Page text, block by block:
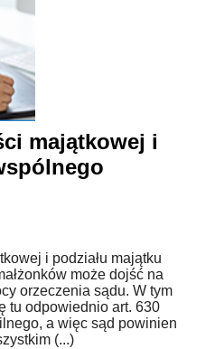
majątkowej i
i podziału majątku
może dojść na
orzeczenia sądu. W tym
tu odpowiednio art. 630
a więc sąd powinien
(...)